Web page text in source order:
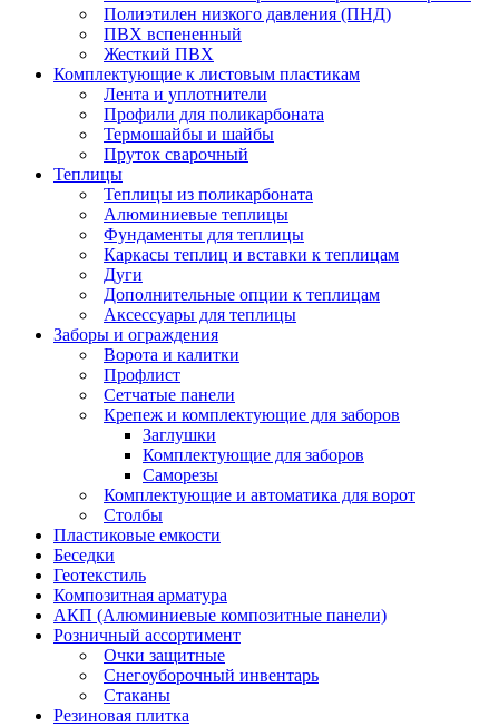
Полиэтилен низкого давления (ПНД)
ПВХ вспененный
Жесткий ПВХ
Комплектующие к листовым пластикам
Лента и уплотнители
Профили для поликарбоната
Термошайбы и шайбы
Пруток сварочный
Теплицы
Теплицы из поликарбоната
Алюминиевые теплицы
Фундаменты для теплицы
Каркасы теплиц и вставки к теплицам
Дуги
Дополнительные опции к теплицам
Аксессуары для теплицы
Заборы и ограждения
Ворота и калитки
Профлист
Сетчатые панели
Крепеж и комплектующие для заборов
Заглушки
Комплектующие для заборов
Саморезы
Комплектующие и автоматика для ворот
Столбы
Пластиковые емкости
Беседки
Геотекстиль
Композитная арматура
АКП (Алюминиевые композитные панели)
Розничный ассортимент
Очки защитные
Снегоуборочный инвентарь
Стаканы
Резиновая плитка